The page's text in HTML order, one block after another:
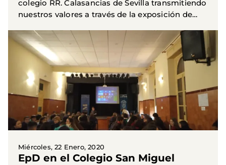
colegio RR. Calasancias de Sevilla transmitiendo
nuestros valores a través de la exposición de
que puedes...
Miércoles, 22 Enero, 2020
EpD en el Colegio San Miguel